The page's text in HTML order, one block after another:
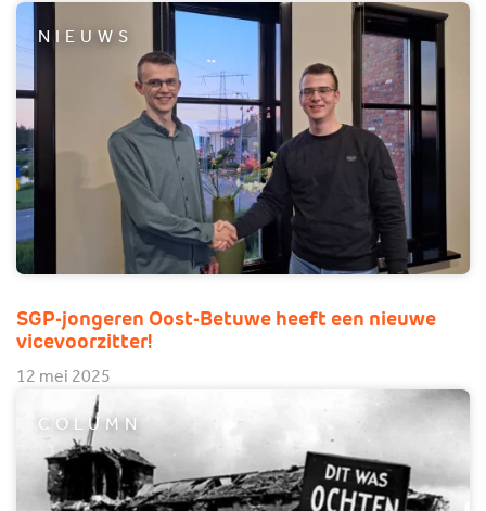
NIEUWS
SGP-jongeren Oost-Betuwe heeft een nieuwe
vicevoorzitter!
12 mei 2025
COLUMN